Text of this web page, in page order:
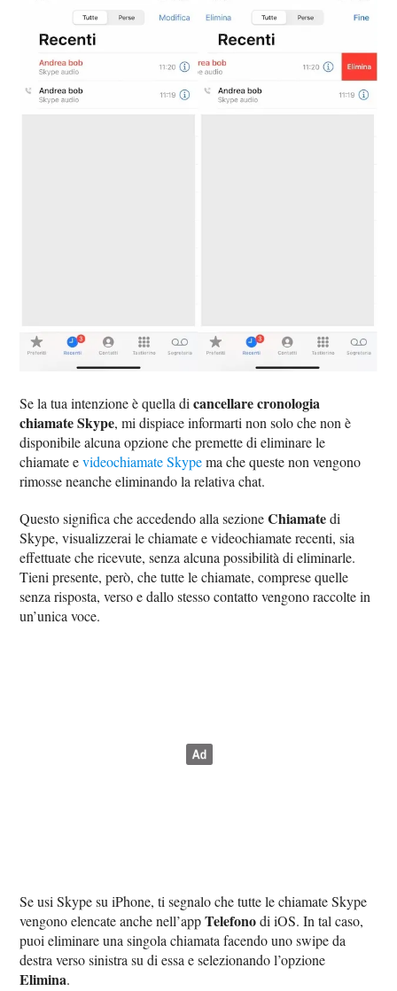
Se la tua intenzione è quella dicancellare cronologia
chiamate Skype, mi dispiace informarti non solo che non è
disponibile alcuna opzione che premette di eliminare le
chiamate evideochiamate Skypema che queste non vengono
rimosse neanche eliminando la relativa chat.
Questo significa che accedendo alla sezioneChiamatedi
Skype, visualizzerai le chiamate e videochiamate recenti, sia
effettuate che ricevute, senza alcuna possibilità di eliminarle.
Tieni presente, però, che tutte le chiamate, comprese quelle
senza risposta, verso e dallo stesso contatto vengono raccolte in
un’unica voce.
Se usi Skype su iPhone, ti segnalo che tutte le chiamate Skype
vengono elencate anche nell’appTelefonodi iOS. In tal caso,
puoi eliminare una singola chiamata facendo uno swipe da
destra verso sinistra su di essa e selezionando l’opzione
Elimina.